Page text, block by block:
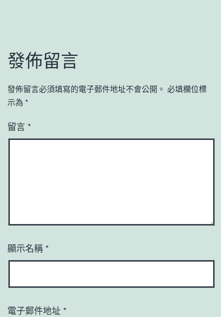
發佈留言
發佈留言必須填寫的電子郵件地址不會公開。 必填欄位標
示為 *
留言 *
顯示名稱 *
電子郵件地址 *